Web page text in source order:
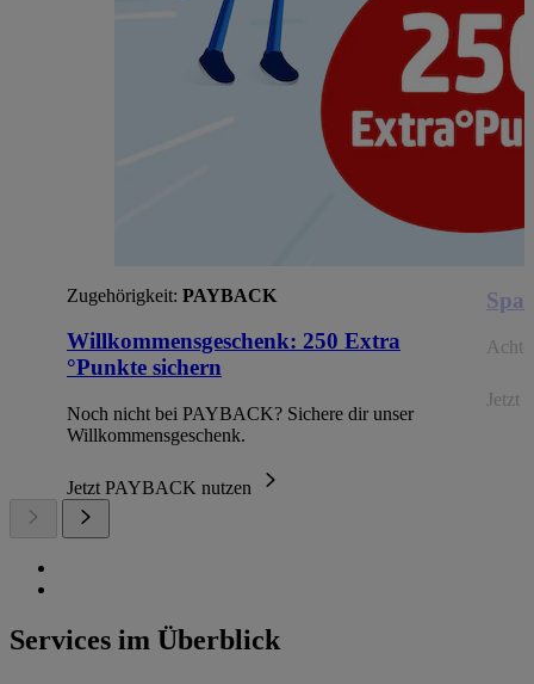
Zugehörigkeit: PAYBACK
Willkommensgeschenk: 250 Extra
°Punkte sichern
Noch nicht bei PAYBACK? Sichere dir unser
Willkommensgeschenk.
Jetzt PAYBACK nutzen
Jetzt
Services im Überblick